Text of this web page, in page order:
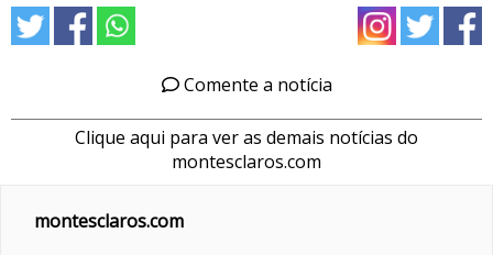
Comente a notícia
Clique aqui para ver as demais notícias do
montesclaros.com
montesclaros.com